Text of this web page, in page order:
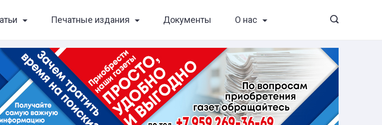
Печатные издания Документы О нас